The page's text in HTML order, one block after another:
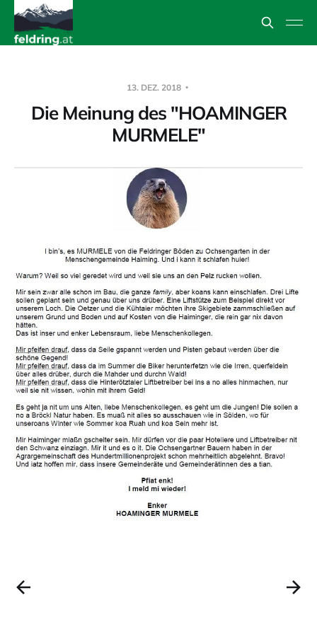
13. DEZ. 2018
Die Meinung des "HOAMINGER
MURMELE"